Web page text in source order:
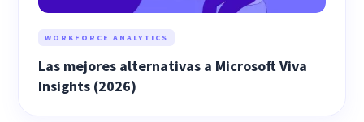
WORKFORCE ANALYTICS
Las mejores alternativas a Microsoft Viva
Insights (2026)